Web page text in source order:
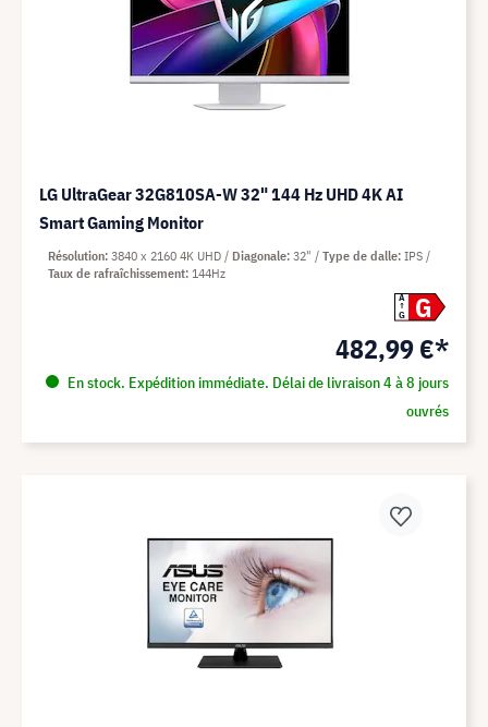
LG UltraGear 32G810SA-W 32" 144 Hz UHD 4K AI
Smart Gaming Monitor
A
G
G
482,99 €*
En stock. Expédition immédiate. Délai de livraison 4 à 8 jours
ouvrés
Résolution 3840 x 2160 4K UHD Diagonale 32" Type de dalle IPS
Taux de rafraîchissement 144Hz